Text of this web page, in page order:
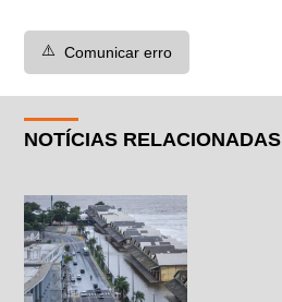
⚠️ Comunicar erro
NOTÍCIAS RELACIONADAS